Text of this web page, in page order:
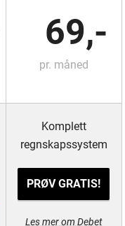
69,-
pr. måned
Komplett
regnskapssystem
PRØV GRATIS!
Les mer om Debet